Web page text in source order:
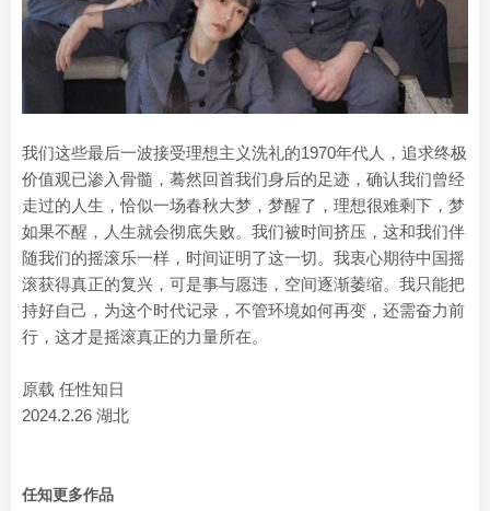
我们这些最后一波接受理想主义洗礼的1970年代人，追求终极
价值观已渗入骨髓，蓦然回首我们身后的足迹，确认我们曾经
走过的人生，恰似一场春秋大梦，梦醒了，理想很难剩下，梦
如果不醒，人生就会彻底失败。我们被时间挤压，这和我们伴
随我们的摇滚乐一样，时间证明了这一切。我衷心期待中国摇
滚获得真正的复兴，可是事与愿违，空间逐渐萎缩。我只能把
持好自己，为这个时代记录，不管环境如何再变，还需奋力前
行，这才是摇滚真正的力量所在。
原载 任性知日
2024.2.26 湖北
任知更多作品